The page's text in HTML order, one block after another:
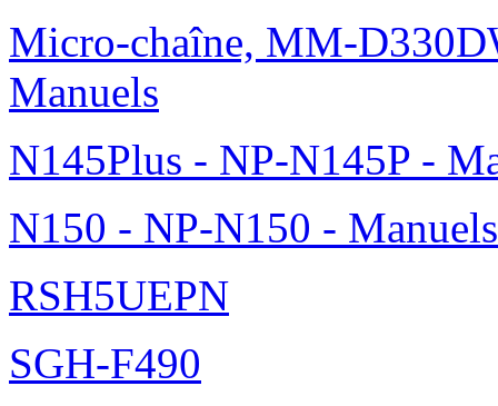
Micro-chaîne, MM-
Manuels
N145Plus - NP-N145P -
N150 - NP-N150 - Manuels
RSH5UEPN
SGH-F490